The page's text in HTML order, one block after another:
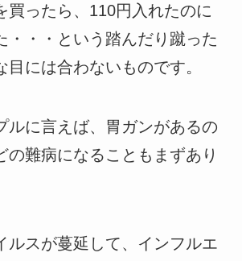
買ったら、110円入れたのに
・・・という踏んだり蹴った
目には合わないものです。
ルに言えば、胃ガンがあるの
の難病になることもまずあり
ルスが蔓延して、インフルエ